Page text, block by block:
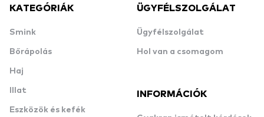
KATEGÓRIÁK
Smink
Bőrápolás
Haj
Illat
Eszközök és kefék
ÜGYFÉLSZOLGÁLAT
Ügyfélszolgálat
Hol van a csomagom
INFORMÁCIÓK